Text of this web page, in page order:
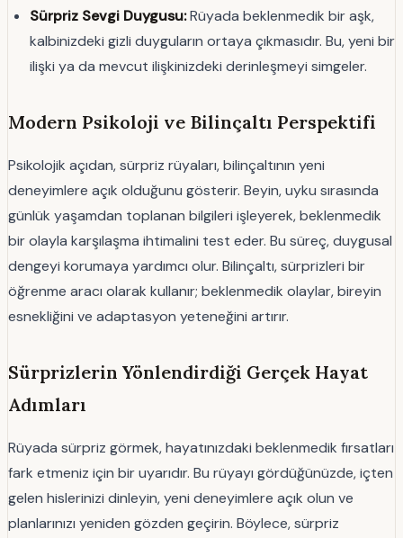
Sürpriz Sevgi Duygusu:Rüyada beklenmedik bir aşk,
kalbinizdeki gizli duyguların ortaya çıkmasıdır. Bu, yeni bir
ilişki ya da mevcut ilişkinizdeki derinleşmeyi simgeler.
Modern Psikoloji ve Bilinçaltı Perspektifi
Psikolojik açıdan, sürpriz rüyaları, bilinçaltının yeni
deneyimlere açık olduğunu gösterir. Beyin, uyku sırasında
günlük yaşamdan toplanan bilgileri işleyerek, beklenmedik
bir olayla karşılaşma ihtimalini test eder. Bu süreç, duygusal
dengeyi korumaya yardımcı olur. Bilinçaltı, sürprizleri bir
öğrenme aracı olarak kullanır; beklenmedik olaylar, bireyin
esnekliğini ve adaptasyon yeteneğini artırır.
Sürprizlerin Yönlendirdiği Gerçek Hayat
Adımları
Rüyada sürpriz görmek, hayatınızdaki beklenmedik fırsatları
fark etmeniz için bir uyarıdır. Bu rüyayı gördüğünüzde, içten
gelen hislerinizi dinleyin, yeni deneyimlere açık olun ve
planlarınızı yeniden gözden geçirin. Böylece, sürpriz